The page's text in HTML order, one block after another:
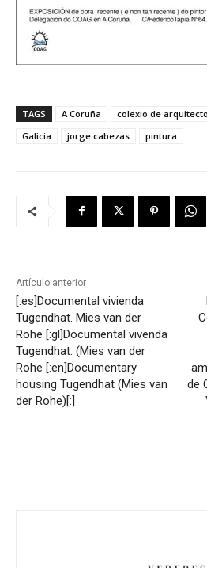
TAGS A Coruña colexio de
Galicia
jorge cabezas pintura
Artículo anterior
[:es]Documental vivienda
Tugendhat. Mies van der
Rohe [:gl]Documental vivenda
Tugendhat. (Mies van der
Rohe [:en]Documentary
housing Tugendhat (Mies van
der Rohe)[:]
de